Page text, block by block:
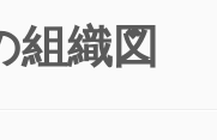
組織図